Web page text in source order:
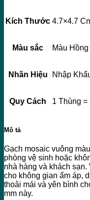
Kích Thước 4.7×4.7
Màu sắc Màu Hồng
Nhãn Hiệu Nhập
Quy Cách 1 Thùng =
Mô tả
Gạch mosaic vuông
phòng vệ sinh hoặc
nhà hàng và khách sạn.
cho không gian ấm áp,
thoải mái và yên bình
mm này.